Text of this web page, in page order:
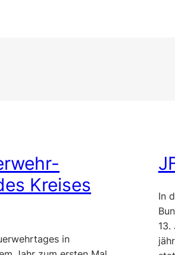
Kreises
in
In
13.